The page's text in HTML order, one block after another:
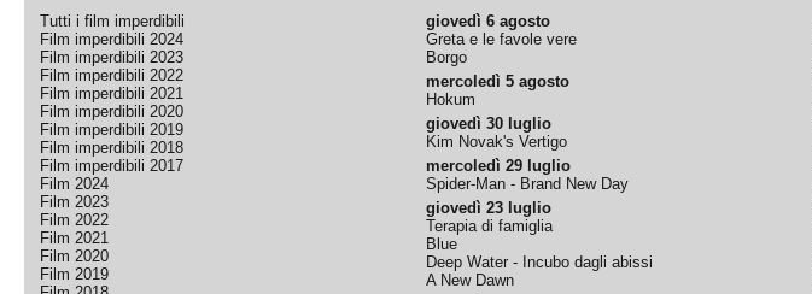
Tutti i film imperdibili
Film imperdibili 2024
Film imperdibili 2023
Film imperdibili 2022
Film imperdibili 2021
Film imperdibili 2020
Film imperdibili 2019
Film imperdibili 2018
Film imperdibili 2017
Film 2024
Film 2023
Film 2022
Film 2021
Film 2020
Film 2019
giovedì 6 agosto
Greta e le favole vere
Borgo
mercoledì 5 agosto
Hokum
giovedì 30 luglio
Kim Novak's Vertigo
mercoledì 29 luglio
Spider-Man - Brand New Day
giovedì 23 luglio
Terapia di famiglia
Blue
Deep Water - Incubo dagli abissi
A New Dawn